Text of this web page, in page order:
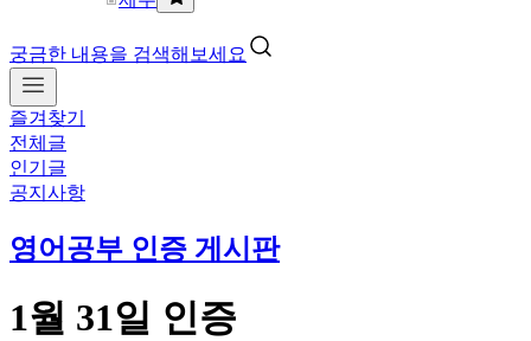
궁금한 내용을 검색해보세요
즐겨찾기
전체글
인기글
공지사항
영어공부 인증 게시판
1월 31일 인증